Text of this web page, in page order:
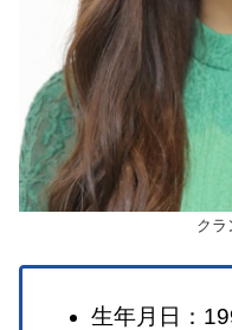
クラ
生年月日：